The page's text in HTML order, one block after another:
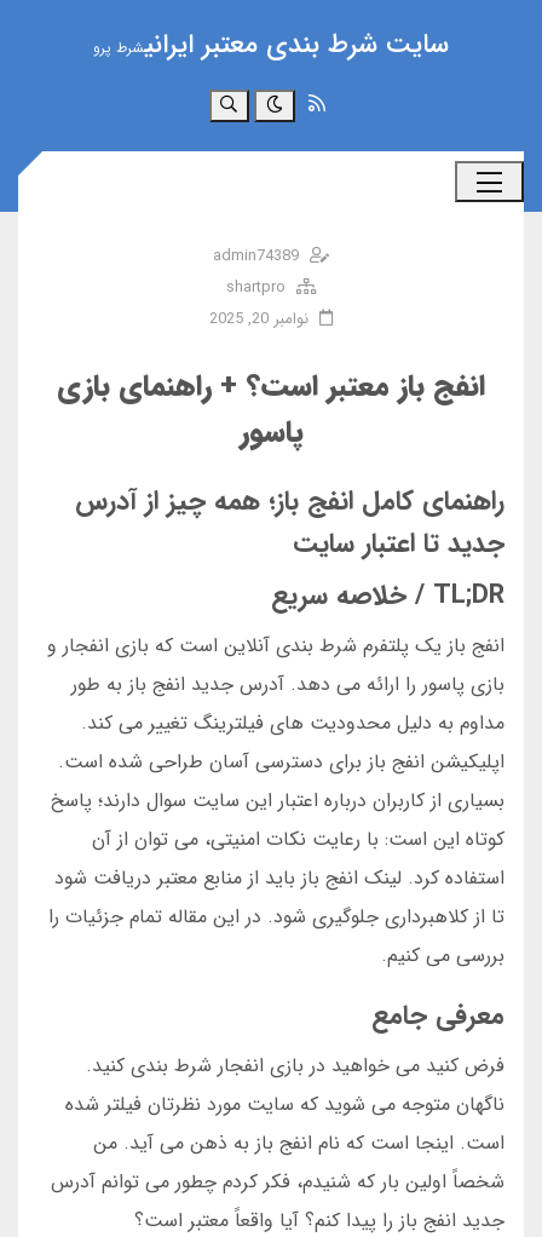
سایت شرط بندی معتبر ایرانیشرط پرو
جستجو
admin74389
shartpro
نوامبر 20, 2025
انفج باز معتبر است؟ + راهنمای بازی
پاسور
راهنمای کامل انفج باز؛ همه چیز از آدرس
جدید تا اعتبار سایت
TL;DR / خلاصه سریع
انفج باز یک پلتفرم شرط بندی آنلاین است که بازی انفجار و
بازی پاسور را ارائه می دهد. آدرس جدید انفج باز به طور
مداوم به دلیل محدودیت های فیلترینگ تغییر می کند.
اپلیکیشن انفج باز برای دسترسی آسان طراحی شده است.
بسیاری از کاربران درباره اعتبار این سایت سوال دارند؛ پاسخ
کوتاه این است: با رعایت نکات امنیتی، می توان از آن
استفاده کرد. لینک انفج باز باید از منابع معتبر دریافت شود
تا از کلاهبرداری جلوگیری شود. در این مقاله تمام جزئیات را
بررسی می کنیم.
معرفی جامع
فرض کنید می خواهید در بازی انفجار شرط بندی کنید.
ناگهان متوجه می شوید که سایت مورد نظرتان فیلتر شده
است. اینجا است که نام انفج باز به ذهن می آید. من
شخصاً اولین بار که شنیدم، فکر کردم چطور می توانم آدرس
جدید انفج باز را پیدا کنم؟ آیا واقعاً معتبر است؟